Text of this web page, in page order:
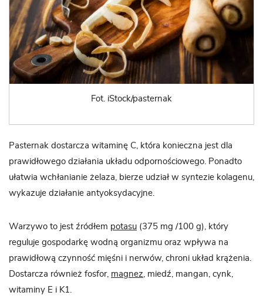
Fot. iStock/pasternak
Pasternak dostarcza witaminę C, która konieczna jest dla
prawidłowego działania układu odpornościowego. Ponadto
ułatwia wchłanianie żelaza, bierze udział w syntezie kolagenu,
wykazuje działanie antyoksydacyjne.
Warzywo to jest źródłem potasu (375 mg /100 g), który
reguluje gospodarkę wodną organizmu oraz wpływa na
prawidłową czynność mięśni i nerwów, chroni układ krążenia.
Dostarcza również fosfor, magnez, miedź, mangan, cynk,
witaminy E i K1.